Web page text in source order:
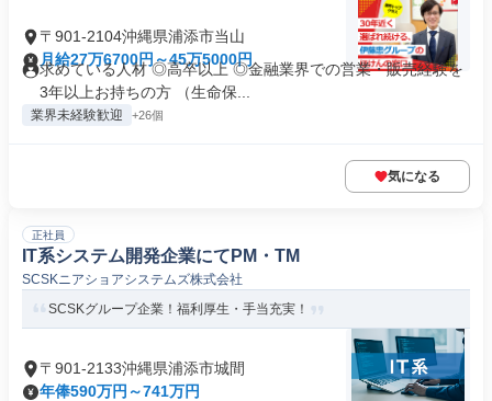
〒901-2104沖縄県浦添市当山
月給27万6700円～45万5000円
求めている人材 ◎高卒以上 ◎金融業界での営業・販売経験を
3年以上お持ちの方 （生命保...
業界未経験歓迎 +26個
気になる
正社員
IT系システム開発企業にてPM・TM
SCSKニアショアシステムズ株式会社
SCSKグループ企業！福利厚生・手当充実！
〒901-2133沖縄県浦添市城間
年俸590万円～741万円